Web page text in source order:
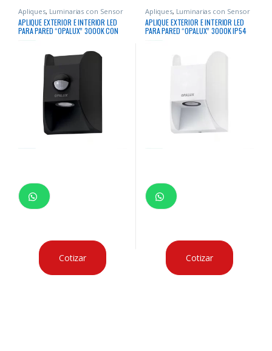
Apliques, Luminarias con Sensor
APLIQUE EXTERIOR E INTERIOR LED
PARA PARED “OPALUX” 3000K CON
Cotizar
Apliques, Luminarias con Sensor
APLIQUE EXTERIOR E INTERIOR LED
PARA PARED “OPALUX” 3000K IP54
Cotizar